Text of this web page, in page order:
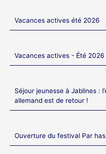
Vacances actives été 2026
Vacances actives - Été 2026
Séjour jeunesse à Jablines :
allemand est de retour !
Ouverture du festival Par has